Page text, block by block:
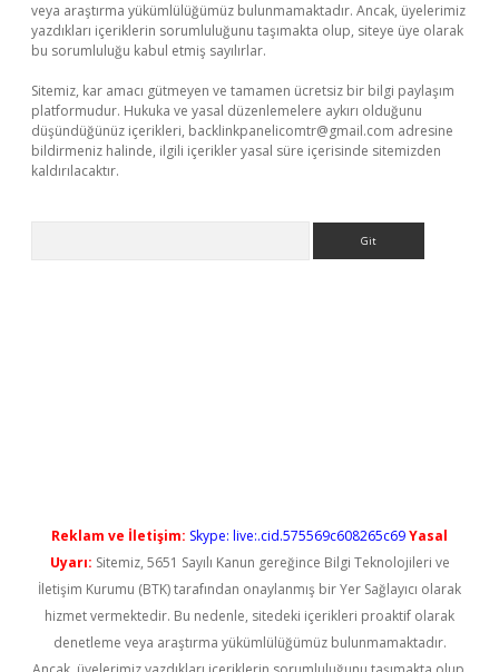
veya araştırma yükümlülüğümüz bulunmamaktadır. Ancak, üyelerimiz
yazdıkları içeriklerin sorumluluğunu taşımakta olup, siteye üye olarak
bu sorumluluğu kabul etmiş sayılırlar.
Sitemiz, kar amacı gütmeyen ve tamamen ücretsiz bir bilgi paylaşım
platformudur. Hukuka ve yasal düzenlemelere aykırı olduğunu
düşündüğünüz içerikleri, backlinkpanelicomtr@gmail.com adresine
bildirmeniz halinde, ilgili içerikler yasal süre içerisinde sitemizden
kaldırılacaktır.
Reklam ve İletişim: Skype: live:.cid.575569c608265c69Yasal
Uyarı: Sitemiz, 5651 Sayılı Kanun gereğince Bilgi Teknolojileri ve
İletişim Kurumu (BTK) tarafından onaylanmış bir Yer Sağlayıcı olarak
hizmet vermektedir. Bu nedenle, sitedeki içerikleri proaktif olarak
denetleme veya araştırma yükümlülüğümüz bulunmamaktadır.